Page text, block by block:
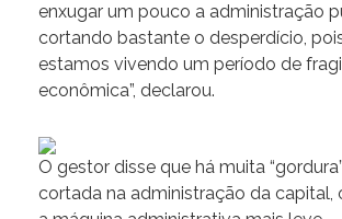
enxugar um pouco a administração
cortando bastante o desperdício,
estamos vivendo um período de
econômica”, declarou.
O gestor disse que há muita
cortada na administração da capital,